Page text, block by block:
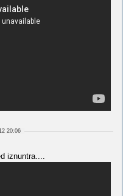
20:06
iznuntra....